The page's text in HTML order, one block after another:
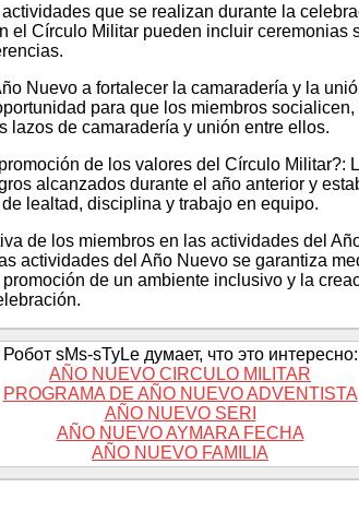
que se realizan durante la
el Círculo Militar pueden incluir ceremonias
Nuevo a fortalecer la camaradería y la
para que los miembros
lazos de camaradería y unión entre ellos.
de los valores del Círculo Militar?:
alcanzados durante el año anterior y
lealtad, disciplina y trabajo en equipo.
de los miembros en las actividades del
actividades del Año Nuevo se garantiza
de un ambiente inclusivo y la
Робот sMs-sTyLe думает, что это интересно:
AÑO NUEVO CIRCULO MILITAR
PROGRAMA DE AÑO NUEVO ADVENTISTA
AÑO NUEVO SERI
AÑO NUEVO AYMARA FECHA
AÑO NUEVO FAMILIA